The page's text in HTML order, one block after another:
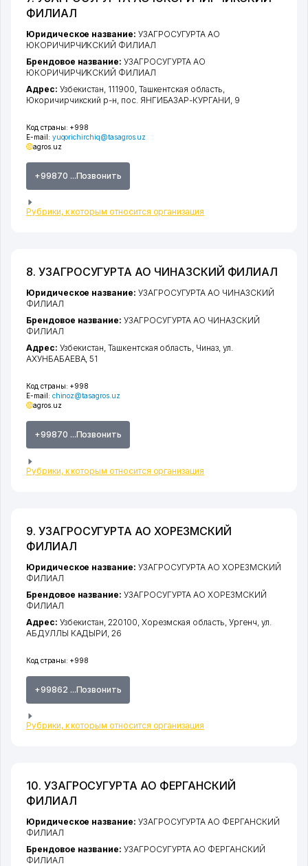
ФИЛИАЛ
Код страны: +998
E-mail: yuqorichirchiq@tasagros.uz
agros.uz
+99870 ...Позвонить
Рубрики, к которым относится организация
Юридическое название: УЗАГРОСУГУРТА АО
ЮКОРИЧИРЧИКСКИЙ ФИЛИАЛ
Брендовое название: УЗАГРОСУГУРТА АО
ЮКОРИЧИРЧИКСКИЙ ФИЛИАЛ
Адрес: Узбекистан, 111900, Ташкентская область,
Юкоричирчикский р-н, пос. ЯНГИБАЗАР-КУРГАНИ, 9
8. УЗАГРОСУГУРТА АО ЧИНАЗСКИЙ ФИЛИАЛ
Код страны: +998
E-mail: chinoz@tasagros.uz
agros.uz
+99870 ...Позвонить
Рубрики, к которым относится организация
Юридическое название: УЗАГРОСУГУРТА АО ЧИНАЗСКИЙ
ФИЛИАЛ
Брендовое название: УЗАГРОСУГУРТА АО ЧИНАЗСКИЙ
ФИЛИАЛ
Адрес: Узбекистан,Ташкентская область, Чиназ, ул.
АХУНБАБАЕВА, 51
9. УЗАГРОСУГУРТА АО ХОРЕЗМСКИЙ
ФИЛИАЛ
Код страны: +998
+99862 ...Позвонить
Рубрики, к которым относится организация
Юридическое название: УЗАГРОСУГУРТА АО ХОРЕЗМСКИЙ
ФИЛИАЛ
Брендовое название: УЗАГРОСУГУРТА АО ХОРЕЗМСКИЙ
ФИЛИАЛ
Адрес: Узбекистан, 220100, Хорезмская область Ургенч ,ул.
АБДУЛЛЫ КАДЫРИ , 26
10. УЗАГРОСУГУРТА АО ФЕРГАНСКИЙ
ФИЛИАЛ
Юридическое название: УЗАГРОСУГУРТА АО ФЕРГАНСКИЙ
ФИЛИАЛ
Брендовое название: УЗАГРОСУГУРТА АО ФЕРГАНСКИЙ
ФИЛИАЛ